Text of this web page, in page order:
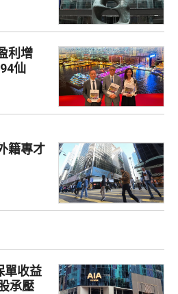
利增
仙
籍專才
單收益
股承壓